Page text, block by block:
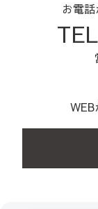
お電